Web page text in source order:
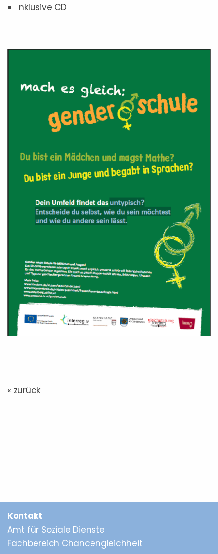
Inklusive CD
« zurück
Kontakt
Amt für Soziale Dienste
Fachbereich Chancengleichheit